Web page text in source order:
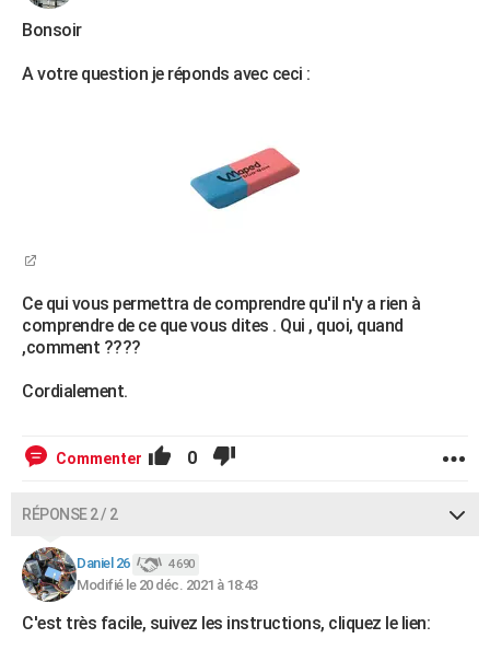
Destinations
City break
Voyage nature
Voyage de noces
Forum
Climat
+PHOTO
GUIDES D'ACHAT
S'inscrire
Se connecter
Lycées
Collèges
Primaires
Universités
Entreprises
Service militaire
Avis de recherche
AVIS DE DÉCÈS
FORUM
Bonsoir
A votre question je réponds avec ceci :
Ce qui vous permettra de comprendre qu'il n'y a rien à
comprendre de ce que vous dites . Qui , quoi, quand
,comment ????
Cordialement.
Commenter 0
RÉPONSE 2 / 2
Daniel 26 4 690
Modifié le 20 déc. 2021 à 18:43
C'est très facile, suivez les instructions, cliquez le lien: